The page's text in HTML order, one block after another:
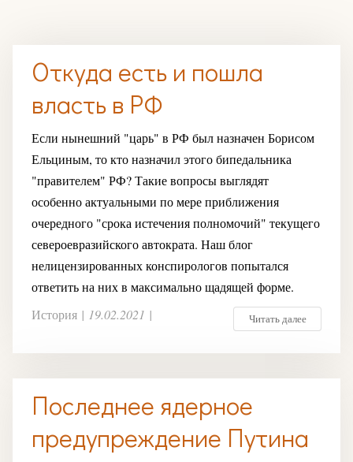
Откуда есть и пошла
власть в РФ
Если нынешний "царь" в РФ был назначен Борисом
Ельциным, то кто назначил этого бипедальника
"правителем" РФ? Такие вопросы выглядят
особенно актуальными по мере приближения
очередного "срока истечения полномочий" текущего
североевразийского автократа. Наш блог
нелицензированных конспирологов попытался
ответить на них в максимально щадящей форме.
Читать далее
История | 19.02.2021 |
Последнее ядерное
предупреждение Путина